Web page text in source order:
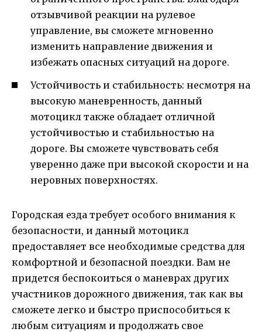
отзывчивой реакции на рулевое
управление, вы сможете мгновенно
изменить направление движения и
избежать опасных ситуаций на дороге.
Устойчивость и стабильность: несмотря на
высокую маневренность, данный
мотоцикл также обладает отличной
устойчивостью и стабильностью на
дороге. Вы сможете чувствовать себя
уверенно даже при высокой скорости и на
неровных поверхностях.
Городская езда требует особого внимания к
безопасности, и данный мотоцикл
предоставляет все необходимые средства для
комфортной и безопасной поездки. Вам не
придется беспокоиться о маневрах других
участников дорожного движения, так как вы
сможете легко и быстро приспособиться к
любым ситуациям и продолжать свое